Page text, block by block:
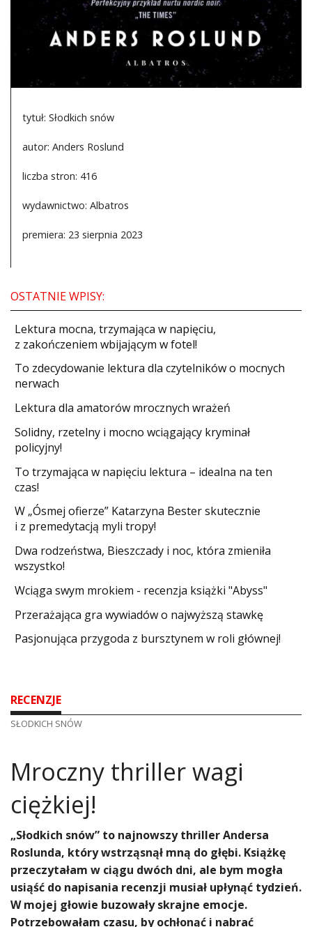
tytuł: Słodkich snów
autor: Anders Roslund
liczba stron: 416
wydawnictwo: Albatros
premiera: 23 sierpnia 2023
OSTATNIE WPISY:
​Lektura mocna, trzymająca w napięciu,
z zakończeniem wbijającym w fotel!
​To zdecydowanie lektura dla czytelników o mocnych
nerwach
Lektura dla amatorów mrocznych wrażeń
Solidny, rzetelny i mocno wciągający kryminał
policyjny!
​To trzymająca w napięciu lektura – idealna na ten
czas!
W „Ósmej ofierze” Katarzyna Bester skutecznie
i z premedytacją myli tropy!
Dwa rodzeństwa, Bieszczady i noc, która zmieniła
wszystko!
Wciąga swym mrokiem - recenzja książki "Abyss"
​Przerażająca gra wywiadów o najwyższą stawkę
Pasjonująca przygoda z bursztynem w roli głównej!
RECENZJE
SŁODKICH SNÓW
Mroczny thriller wagi
ciężkiej!
​„Słodkich snów” to najnowszy thriller Andersa
Roslunda, który wstrząsnął mną do głębi. Książkę
przeczytałam w ciągu dwóch dni, ale bym mogła
usiąść do napisania recenzji musiał upłynąć tydzień.
W mojej głowie buzowały skrajne emocje.
Potrzebowałam czasu, by ochłonąć i nabrać